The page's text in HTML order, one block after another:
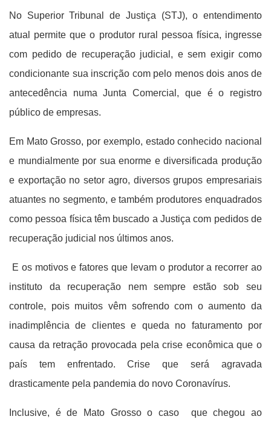
No Superior Tribunal de Justiça (STJ), o entendimento
atual permite que o produtor rural pessoa física, ingresse
com pedido de recuperação judicial, e sem exigir como
condicionante sua inscrição com pelo menos dois anos de
antecedência numa Junta Comercial, que é o registro
público de empresas.
Em Mato Grosso, por exemplo, estado conhecido nacional
e mundialmente por sua enorme e diversificada produção
e exportação no setor agro, diversos grupos empresariais
atuantes no segmento, e também produtores enquadrados
como pessoa física têm buscado a Justiça com pedidos de
recuperação judicial nos últimos anos.
E os motivos e fatores que levam o produtor a recorrer ao
instituto da recuperação nem sempre estão sob seu
controle, pois muitos vêm sofrendo com o aumento da
inadimplência de clientes e queda no faturamento por
causa da retração provocada pela crise econômica que o
país tem enfrentado. Crise que será agravada
drasticamente pela pandemia do novo Coronavírus.
Inclusive, é de Mato Grosso o caso que chegou ao